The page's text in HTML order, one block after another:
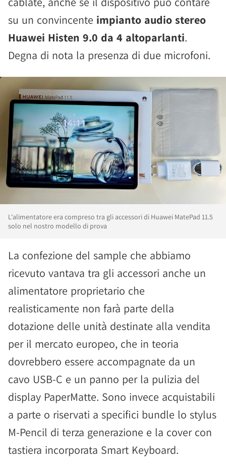
su un convincente impianto audio stereo
Huawei Histen 9.0 da 4 altoparlanti.
Degna di nota la presenza di due microfoni.
L'alimentatore era compreso tra gli accessori di Huawei MatePad 11.5
solo nel nostro modello di prova
La confezione del sample che abbiamo
ricevuto vantava tra gli accessori anche un
alimentatore proprietario che
realisticamente non farà parte della
dotazione delle unità destinate alla vendita
per il mercato europeo, che in teoria
dovrebbero essere accompagnate da un
cavo USB-C e un panno per la pulizia del
display PaperMatte. Sono invece acquistabili
a parte o riservati a specifici bundle lo stylus
M-Pencil di terza generazione e la cover con
tastiera incorporata Smart Keyboard.